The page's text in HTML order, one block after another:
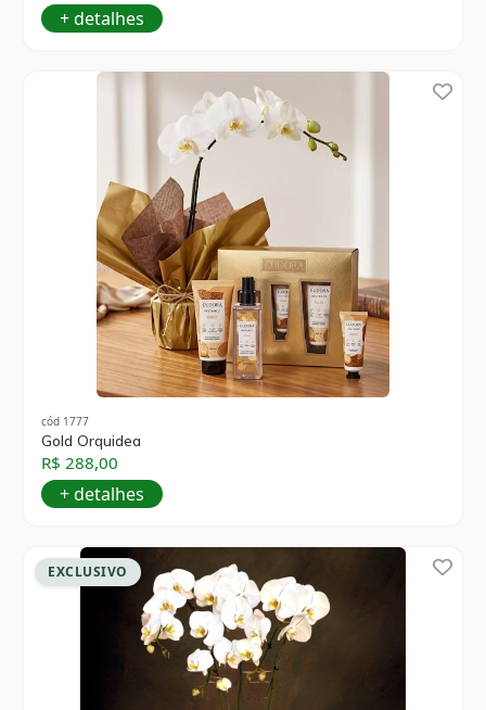
+ detalhes
cód 1777
Gold Orquidea
R$ 288,00
+ detalhes
EXCLUSIVO